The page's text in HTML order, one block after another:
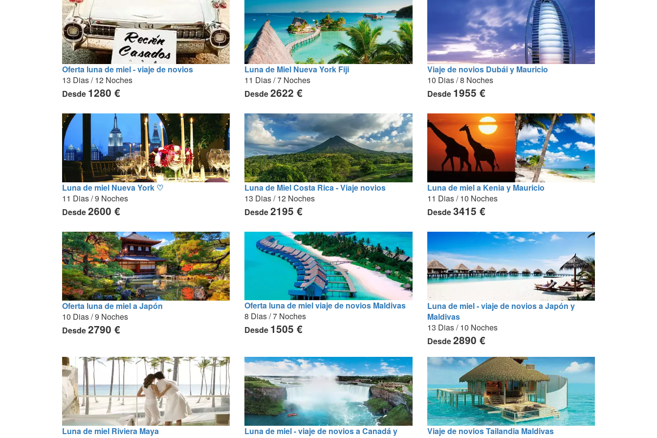
Oferta luna de miel - viaje de novios
13 Dias / 12 Noches
Desde 1280 €
Luna de Miel Nueva York Fiji
11 Dias / 7 Noches
Desde2622 €
Viaje de novios Dubái y Mauricio
10 Dias / 8 Noches
Desde 1955 €
Luna de miel Nueva York ♡
11 Dias / 9 Noches
Desde2600 €
Luna de Miel Costa Rica - Viaje novios
13 Dias / 12 Noches
Desde2195 €
Luna de miel a Kenia y Mauricio
11 Dias / 10 Noches
Desde3415 €
Oferta luna de miel a Japón
10 Dias / 9 Noches
Desde2790 €
Oferta luna de miel viaje de novios Maldivas
8 Dias / 7 Noches
Desde 1505 €
Luna de miel - viaje de novios a Japón y
Maldivas
13 Dias / 10 Noches
Desde2890 €
Luna de miel Riviera Maya
Luna de miel - viaje de novios a Canadá y
Viaje de novios Tailandia Maldivas